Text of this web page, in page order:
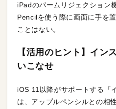
iPadのパームリジェクション
Pencilを使う際に画面に手を
ことはない。
【活用のヒント】イン
いこなせ
iOS 11以降がサポートする「
は、アップルペンシルとの相